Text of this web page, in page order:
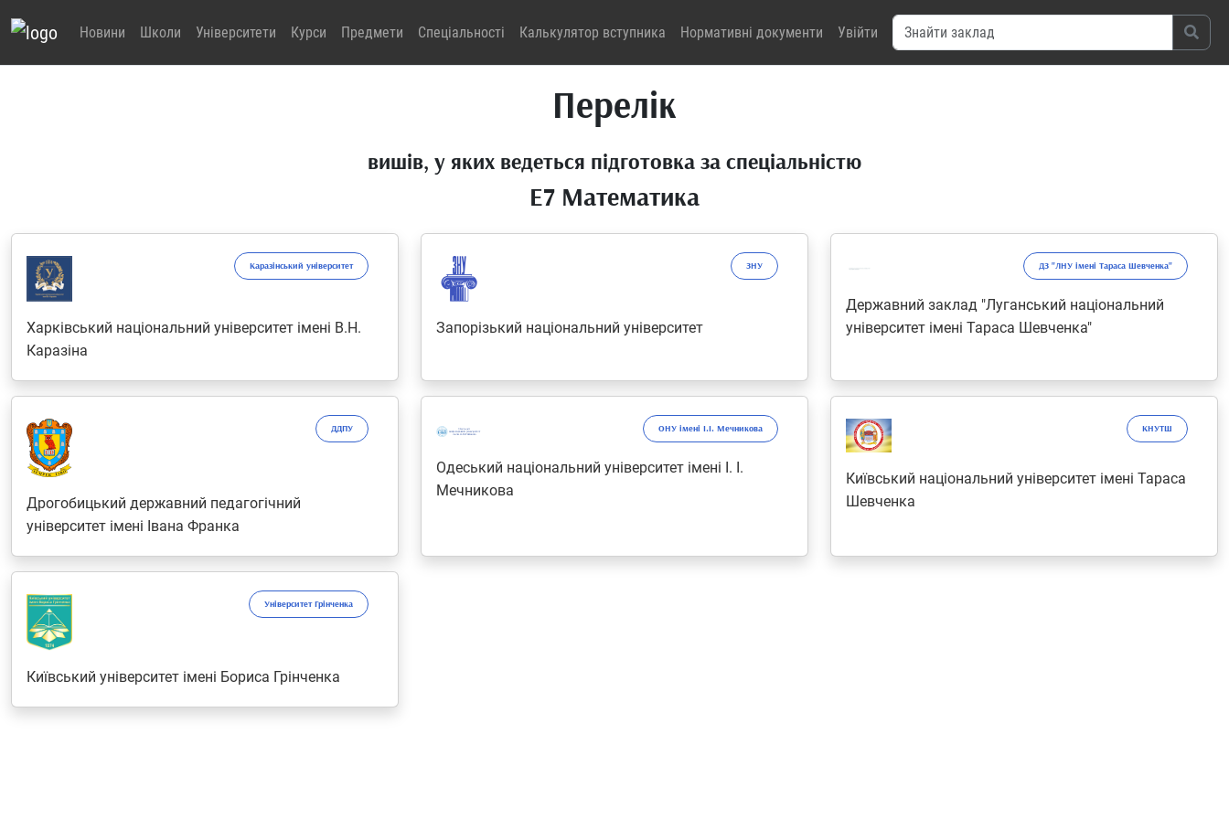
Новини Школи Університети Курси Предмети Спеціальності Калькулятор вступника Нормативні документи Увійти
Перелік
вишів, у яких ведеться підготовка за спеціальністю
E7 Математика
Каразінський університет
Харківський національний університет імені В.Н.
Каразіна
ЗНУ
Запорізький національний університет
ДЗ "ЛНУ імені Тараса Шевченка"
Державний заклад "Луганський національний
університет імені Тараса Шевченка"
ДДПУ
Дрогобицький державний педагогічний
університет імені Івана Франка
ОНУ імені І.І. Мечникова
Одеський національний університет імені І. І.
Мечникова
КНУТШ
Київський національний університет імені Тараса
Шевченка
Університет Грінченка
Київський університет імені Бориса Грінченка